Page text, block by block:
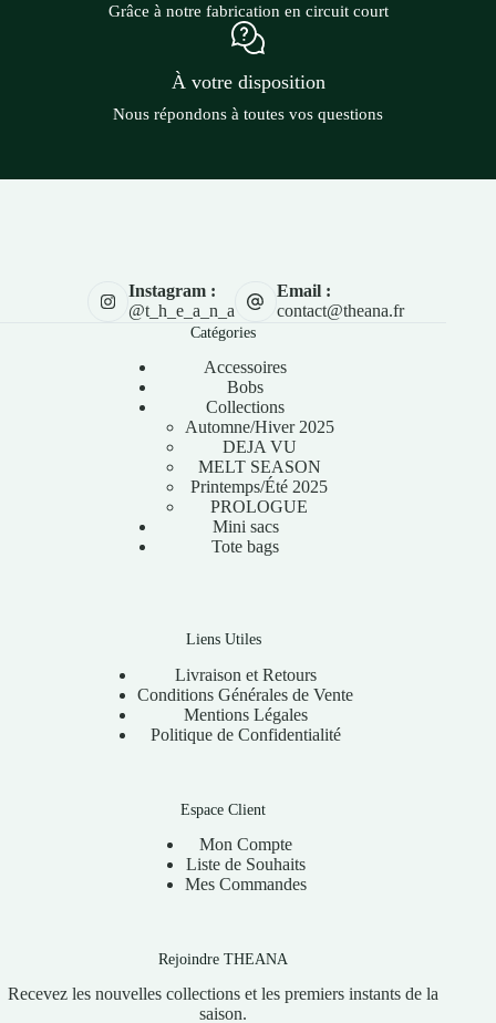
Grâce à notre fabrication en circuit court
À votre disposition
Nous répondons à toutes vos questions
Instagram :
@t_h_e_a_n_a
Email :
contact@theana.fr
Catégories
Accessoires
Bobs
Collections
Automne/Hiver 2025
DEJA VU
MELT SEASON
Printemps/Été 2025
PROLOGUE
Mini sacs
Tote bags
Liens Utiles
Livraison et Retours
Conditions Générales de Vente
Mentions Légales
Politique de Confidentialité
Espace Client
Mon Compte
Liste de Souhaits
Mes Commandes
Rejoindre THEANA
Recevez les nouvelles collections et les premiers instants de la
saison.